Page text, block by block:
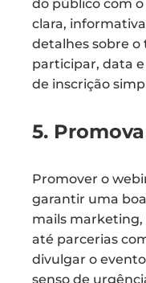
do público com
clara,
detalhes sobre o
participar, data
de inscrição
5.
Promover o
garantir uma
mails marketing,
até parcerias
divulgar o
senso de